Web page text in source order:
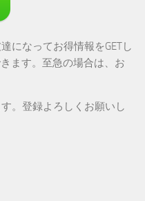
になってお得情報をGETし
ます。至急の場合は、お
。登録よろしくお願いし